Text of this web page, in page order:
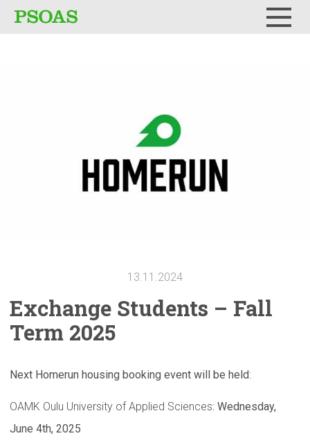
13.11.2024
Exchange Students – Fall
Term 2025
Next Homerun housing booking event will be held:
OAMK Oulu University of Applied Sciences: Wednesday,
June 4th, 2025